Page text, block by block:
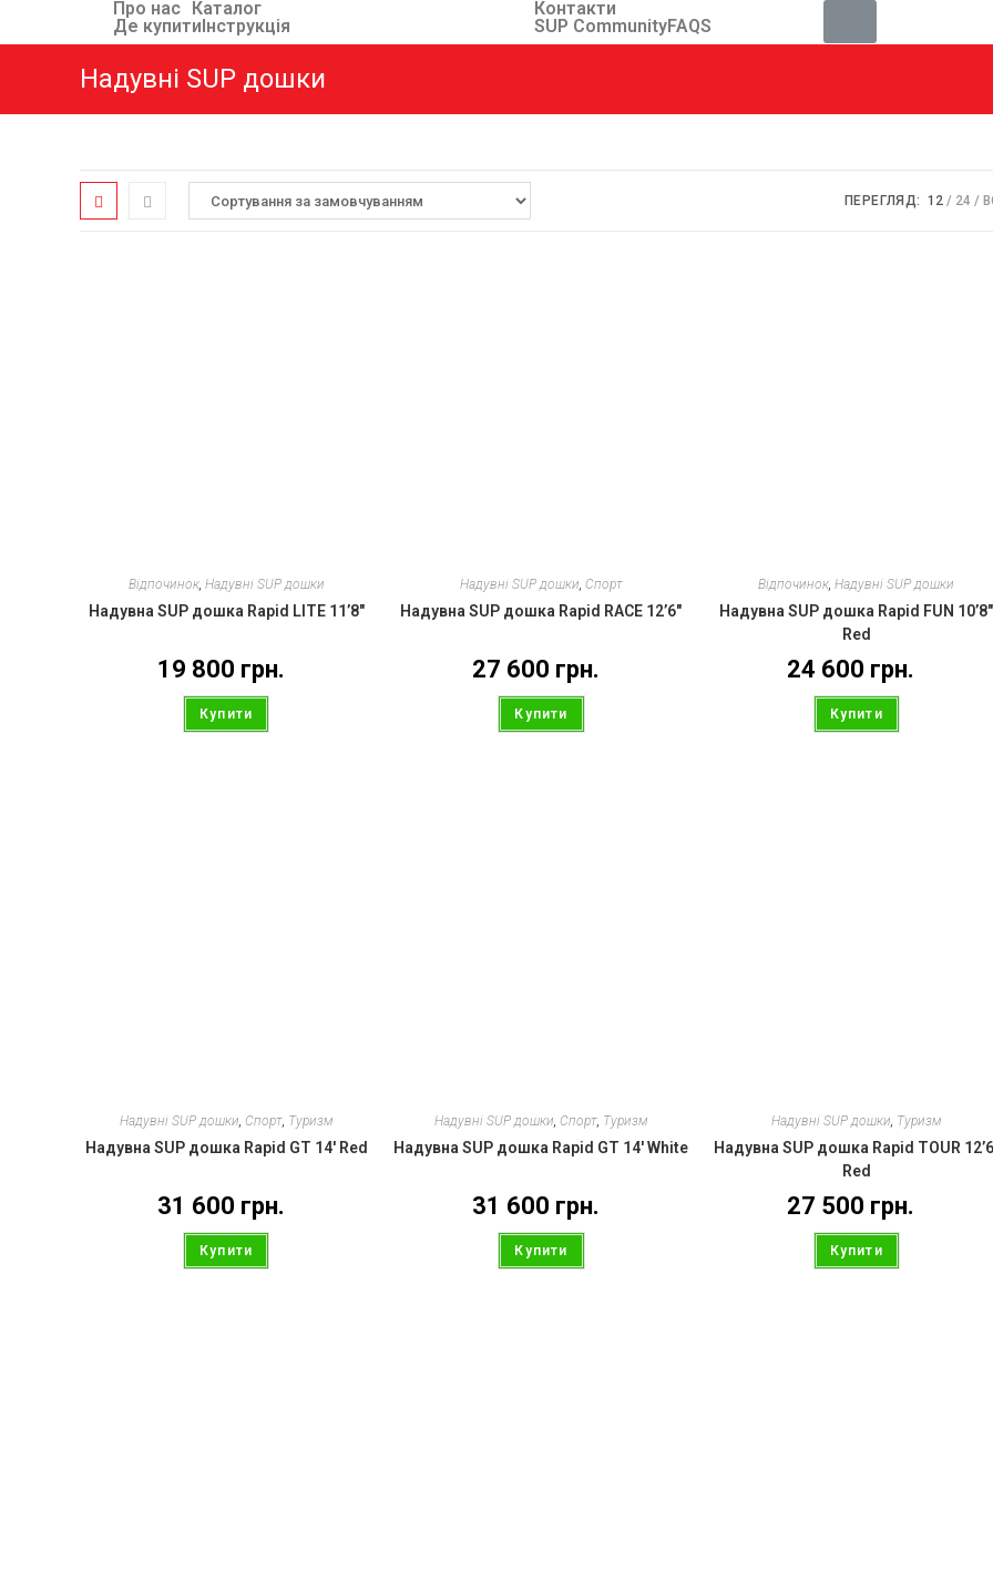
Про нас Каталог
Де купитиІнструкція
Контакти
SUP CommunityFAQS
Надувні SUP дошки
ПЕРЕГЛЯД: 12 24
Відпочинок, Надувні SUP дошки
Надувна SUP дошка Rapid LITE 11’8″
грн.
19 800
Купити
Надувні SUP дошки Спорт
Надувна SUP дошка Rapid RACE 12’6″
грн.
27 600
Купити
Відпочинок ,Надувні SUP дошки
Надувна SUP дошка Rapid FUN 10’8″
Red
грн.
24 600
Купити
Надувні SUP дошки, Спорт, Туризм
Надувна SUP дошка Rapid GT 14′ Red
грн.
31 600
Купити
Надувні SUP дошки, Спорт, Туризм
Надувна SUP дошка Rapid GT 14′ White
грн.
31 600
Купити
Надувні SUP дошки, Туризм
Надувна SUP дошка Rapid TOUR
Red
грн.
27 500
Купити